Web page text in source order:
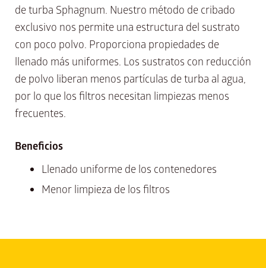
de turba Sphagnum. Nuestro método de cribado
exclusivo nos permite una estructura del sustrato
con poco polvo. Proporciona propiedades de
llenado más uniformes. Los sustratos con reducción
de polvo liberan menos partículas de turba al agua,
por lo que los filtros necesitan limpiezas menos
frecuentes.
Beneficios
Llenado uniforme de los contenedores
Menor limpieza de los filtros